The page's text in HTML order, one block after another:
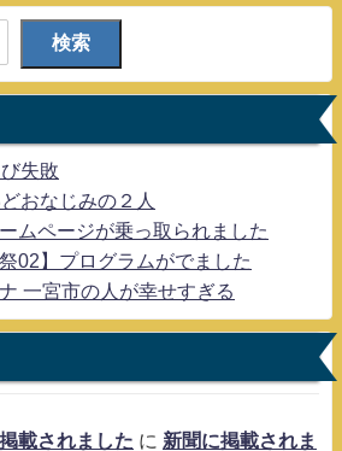
検索
失敗
おなじみの２人
ムページが乗っ取られました
02】プログラムがでました
一宮市の人が幸せすぎる
載されました に 新聞に掲載されま